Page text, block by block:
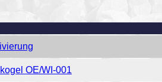
OE/WI-001